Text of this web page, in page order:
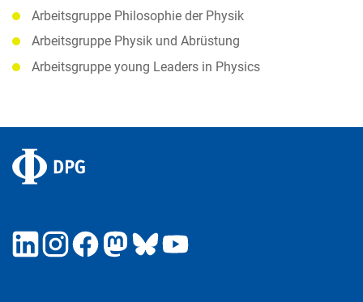
Arbeitsgruppe Philosophie der Physik
Arbeitsgruppe Physik und Abrüstung
Arbeitsgruppe young Leaders in Physics